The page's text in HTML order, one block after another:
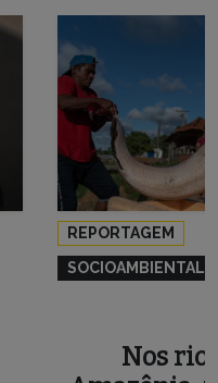
REPORTAGEM
SOCIOAMBIENTAL
Nos